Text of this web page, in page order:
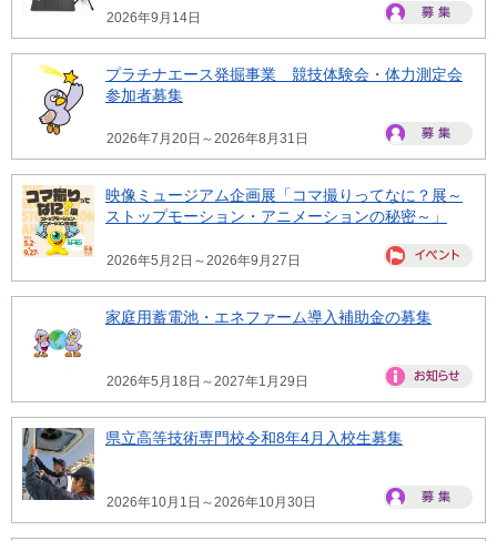
2026年9月14日
プラチナエース発掘事業 競技体験会・体力測定会
参加者募集
2026年7月20日～2026年8月31日
映像ミュージアム企画展「コマ撮りってなに？展～
ストップモーション・アニメーションの秘密～」
2026年5月2日～2026年9月27日
家庭用蓄電池・エネファーム導入補助金の募集
2026年5月18日～2027年1月29日
県立高等技術専門校令和8年4月入校生募集
2026年10月1日～2026年10月30日